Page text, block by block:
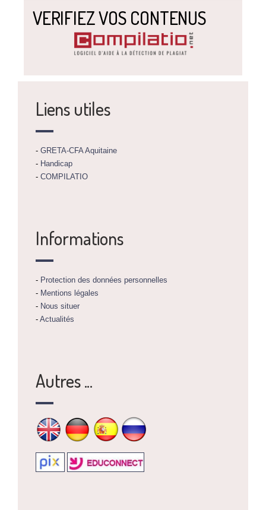
VERIFIEZ VOS CONTENUS
Liens utiles
- GRETA-CFA Aquitaine
- Handicap
- COMPILATIO
Informations
- Protection des données personnelles
- Mentions légales
- Nous situer
- Actualités
Autres ...